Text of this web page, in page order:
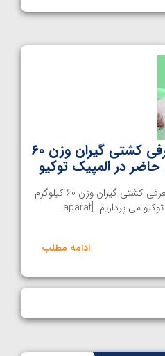
ویدیو اختصاصی؛ معرفی کشتی گیران وزن ۶۰
در المپیک توکیو
خانه کشتی- در این ویدیو به معرفی کشتی گیران وزن 60 کیلوگرم
کشتی فرنگی حاضر در المپیک توکیو می پردازیم. [aparat
ادامه مطلب